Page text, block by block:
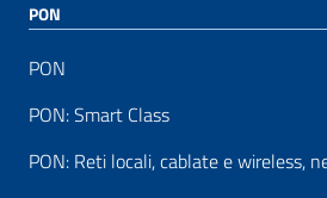
PON
PON
PON: Smart Class
PON: Reti locali, cablate e wireless,